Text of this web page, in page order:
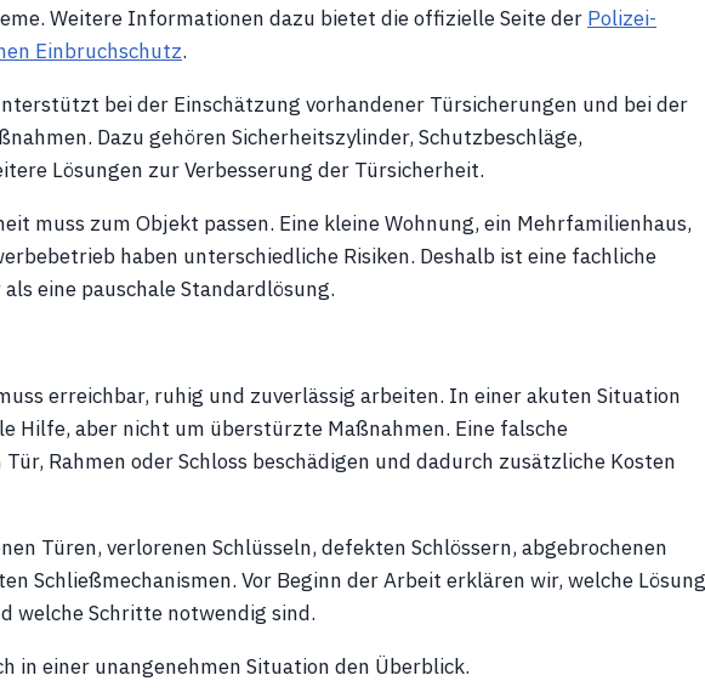
Weitere Informationen dazu bietet die offizielle Seite der Polizei-
Einbruchschutz.
bei der Einschätzung vorhandener Türsicherungen und bei der
Dazu gehören Sicherheitszylinder, Schutzbeschläge,
Lösungen zur Verbesserung der Türsicherheit.
muss zum Objekt passen. Eine kleine Wohnung, ein Mehrfamilienhaus,
haben unterschiedliche Risiken. Deshalb ist eine fachliche
eine pauschale Standardlösung.
erreichbar, ruhig und zuverlässig arbeiten. In einer akuten Situation
Hilfe, aber nicht um überstürzte Maßnahmen. Eine falsche
Rahmen oder Schloss beschädigen und dadurch zusätzliche Kosten
Türen, verlorenen Schlüsseln, defekten Schlössern, abgebrochenen
Schließmechanismen. Vor Beginn der Arbeit erklären wir, welche Lösung
welche Schritte notwendig sind.
in einer unangenehmen Situation den Überblick.